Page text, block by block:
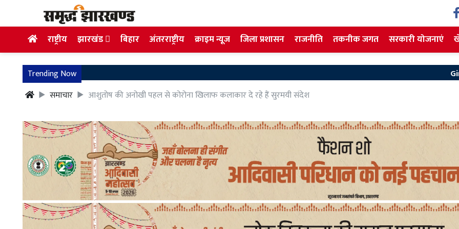
राष्ट्रीय झारखंड बिहार अंतरराष्ट्रीय क्राइम न्यूज जिला प्रशासन राजनीति तकनीक जगत सरकारी योजनाएं
Trending Now
Giridih News:
समाचार
आशुतोष की अनोखी पहल से कोरोना खिलाफ कलाकार दे रहे हैं सुरमयी संदेश